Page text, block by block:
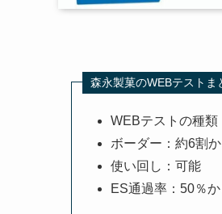
森永製菓のWEBテストま
WEBテストの種類
ボーダー：約6割
使い回し：可能
ES通過率：50％